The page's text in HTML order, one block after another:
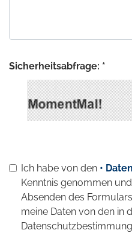
Sicherheitsabfrage: *
Ich habe von den •
Kenntnis genommen
Absenden des
meine Daten von den in